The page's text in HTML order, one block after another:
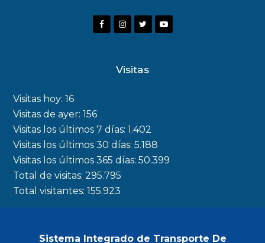
F
o
k
I
a
m
r
Y
Visitas
Visitas hoy:16
Visitas de ayer:156
Visitas los últimos 7 días:1.402
Visitas los últimos 30 días:5.188
Visitas los últimos 365 días:50.399
Total de visitas:295.795
Total visitantes:155.923
Sistema Integrado de Transporte De